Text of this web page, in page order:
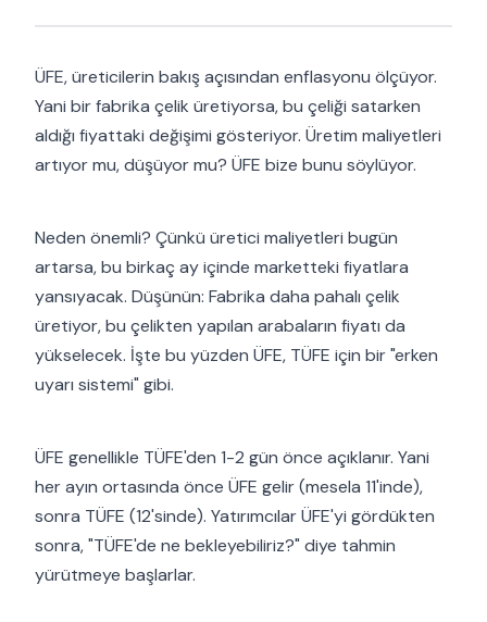
ÜFE, üreticilerin bakış açısından enflasyonu ölçüyor.
Yani bir fabrika çelik üretiyorsa, bu çeliği satarken
aldığı fiyattaki değişimi gösteriyor. Üretim maliyetleri
artıyor mu, düşüyor mu? ÜFE bize bunu söylüyor.
Neden önemli? Çünkü üretici maliyetleri bugün
artarsa, bu birkaç ay içinde marketteki fiyatlara
yansıyacak. Düşünün: Fabrika daha pahalı çelik
üretiyor, bu çelikten yapılan arabaların fiyatı da
yükselecek. İşte bu yüzden ÜFE, TÜFE için bir "erken
uyarı sistemi" gibi.
ÜFE genellikle TÜFE'den 1-2 gün önce açıklanır. Yani
her ayın ortasında önce ÜFE gelir (mesela 11'inde),
sonra TÜFE (12'sinde). Yatırımcılar ÜFE'yi gördükten
sonra, "TÜFE'de ne bekleyebiliriz?" diye tahmin
yürütmeye başlarlar.